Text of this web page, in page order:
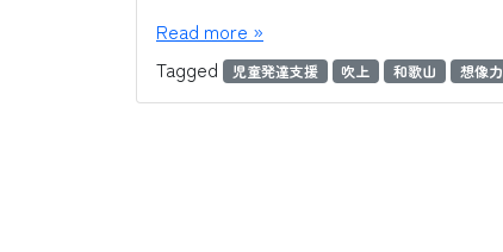
Read more »
Tagged
児童発達支援 吹上 和歌山 想像力